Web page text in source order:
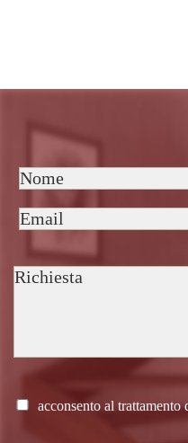
acconsento al